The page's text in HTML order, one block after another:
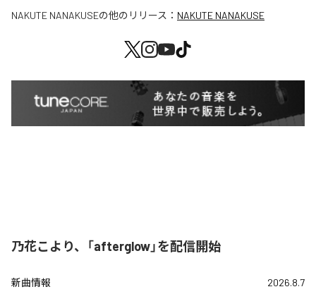
NAKUTE NANAKUSEの他のリリース： NAKUTE NANAKUSE
乃花こより、「afterglow」を配信開始
新曲情報 2026.8.7